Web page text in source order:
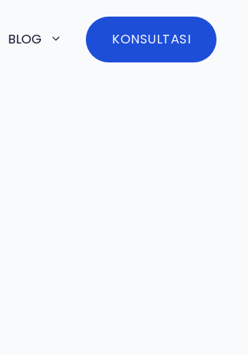
BLOG KONSULTASI